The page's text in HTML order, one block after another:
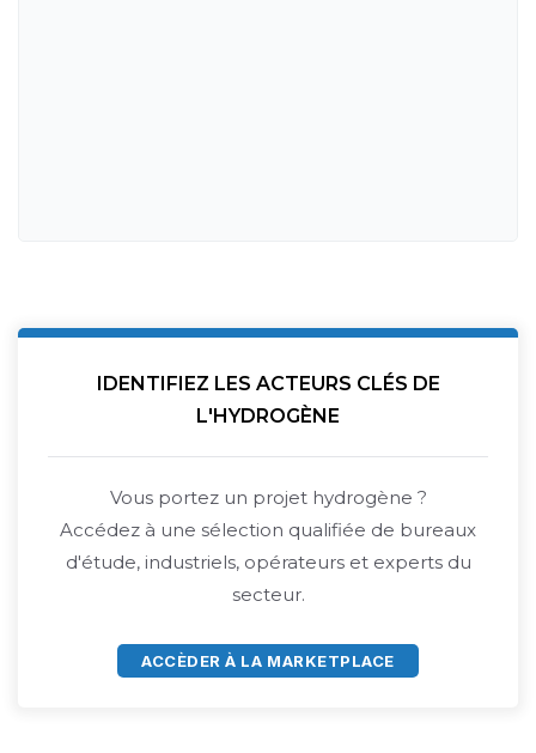
IDENTIFIEZ LES ACTEURS CLÉS DE
L'HYDROGÈNE
Vous portez un projet hydrogène ?
Accédez à une sélection qualifiée de bureaux
d'étude, industriels, opérateurs et experts du
secteur.
ACCÈDER À LA MARKETPLACE